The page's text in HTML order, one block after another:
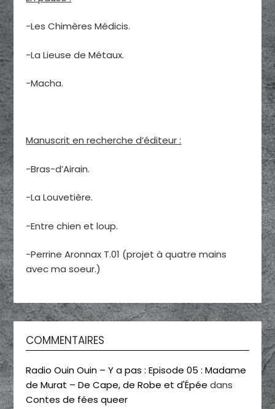
-Les Chimères Médicis.
-La Lieuse de Métaux.
-Macha.
Manuscrit en recherche d’éditeur :
-Bras-d’Airain.
-La Louvetière.
-Entre chien et loup.
-Perrine Aronnax T.01 (projet à quatre mains
avec ma soeur.)
COMMENTAIRES
Radio Ouin Ouin – Y a pas : Episode 05 : Madame
de Murat – De Cape, de Robe et d'Épée dans
Contes de fées queer